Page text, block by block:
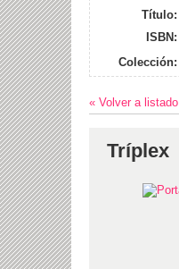
Título:
ISBN:
Colección:
« Volver a listado
Tríplex